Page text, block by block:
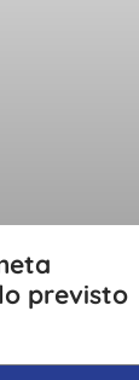
previsto